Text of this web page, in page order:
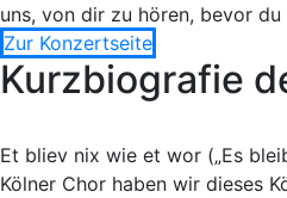
uns, von dir zu hören, bevor
Zur Konzertseite
Kurzbiografie
Et bliev nix wie et wor („Es
Kölner Chor haben wir dieses